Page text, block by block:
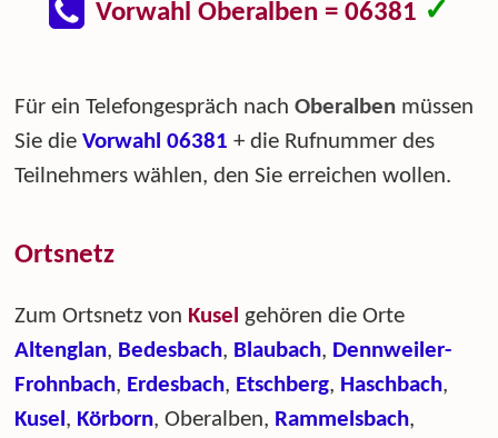
Vorwahl Oberalben = 06381 ✓
Für ein Telefongespräch nachOberalben müssen
Sie dieVorwahl 06381 + die Rufnummer des
Teilnehmers wählen, den Sie erreichen wollen.
Ortsnetz
Zum Ortsnetz von Kusel gehören die Orte
Altenglan, Bedesbach, Blaubach, Dennweiler-
Frohnbach, Erdesbach, Etschberg, Haschbach,
Kusel , Körborn, Oberalben, Rammelsbach,